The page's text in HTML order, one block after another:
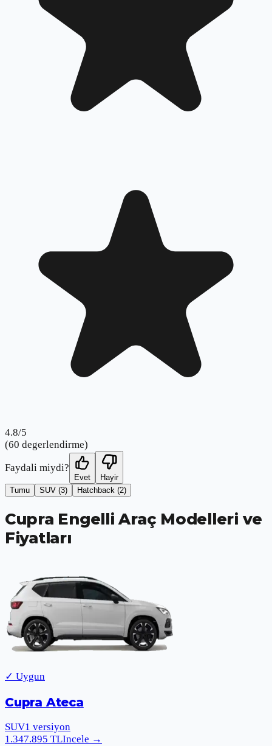
4.8/5
(60 degerlendirme)
Faydali miydi?
Evet
Hayir
Tumu
SUV (3) Hatchback (2)
Cupra Engelli Araç Modelleri ve
Fiyatları
✓ Uygun
Cupra Ateca
SUV1 versiyon
1.347.895 TLIncele →